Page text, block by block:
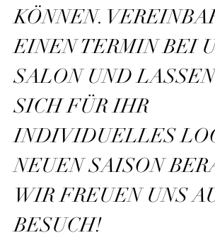
KÖNNEN.
EINEN TERMIN BEI
SALON UND
SICH FÜR IHR
INDIVIDUELLES
NEUEN SAISON
WIR FREUEN UNS
BESUCH!